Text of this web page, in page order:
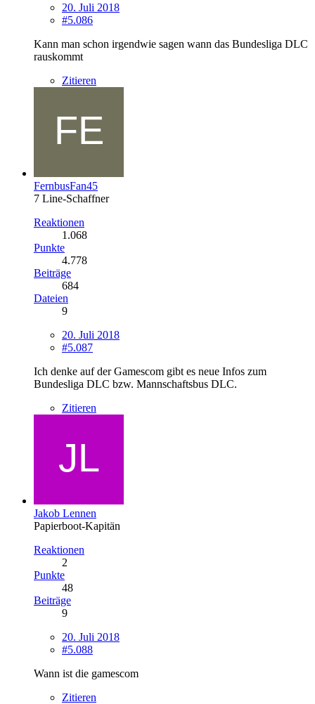
20. Juli 2018
#5.086
Kann man schon irgendwie sagen wann das Bundesliga DLC
rauskommt
Zitieren
FernbusFan45
7 Line-Schaffner
Reaktionen
1.068
Punkte
4.778
Beiträge
684
Dateien
9
20. Juli 2018
#5.087
Ich denke auf der Gamescom gibt es neue Infos zum
Bundesliga DLC bzw. Mannschaftsbus DLC.
Zitieren
Jakob Lennen
Papierboot-Kapitän
Reaktionen
2
Punkte
48
Beiträge
9
20. Juli 2018
#5.088
Wann ist die gamescom
Zitieren